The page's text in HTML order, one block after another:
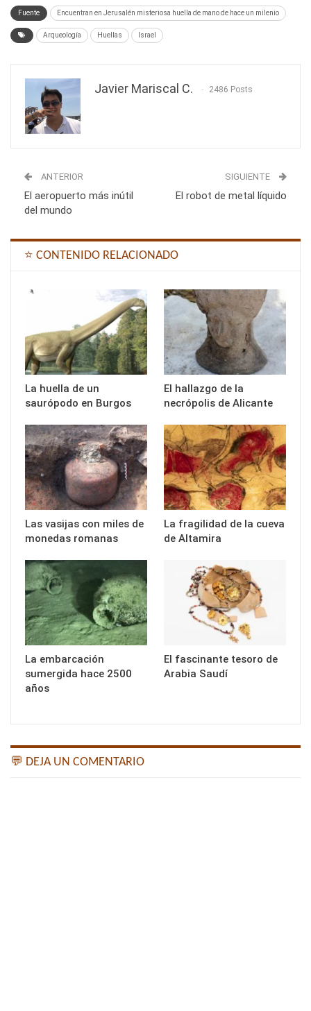
Fuente Encuentran en Jerusalén misteriosa huella de mano de hace un milenio
Arqueología Huellas Israel
Javier Mariscal C. 2486 Posts
ANTERIOR
El aeropuerto más inútil
del mundo
SIGUIENTE
El robot de metal líquido
⭐ CONTENIDO RELACIONADO
La huella de un
saurópodo en Burgos
El hallazgo de la
necrópolis de Alicante
Las vasijas con miles de
monedas romanas
La fragilidad de la cueva
de Altamira
La embarcación
sumergida hace 2500
años
El fascinante tesoro de
Arabia Saudí
💬 DEJA UN COMENTARIO